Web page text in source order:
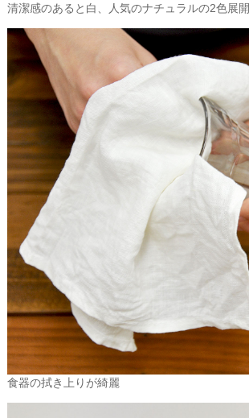
清潔感のあると白、人気のナチュラルの2色展開
食器の拭き上りが綺麗